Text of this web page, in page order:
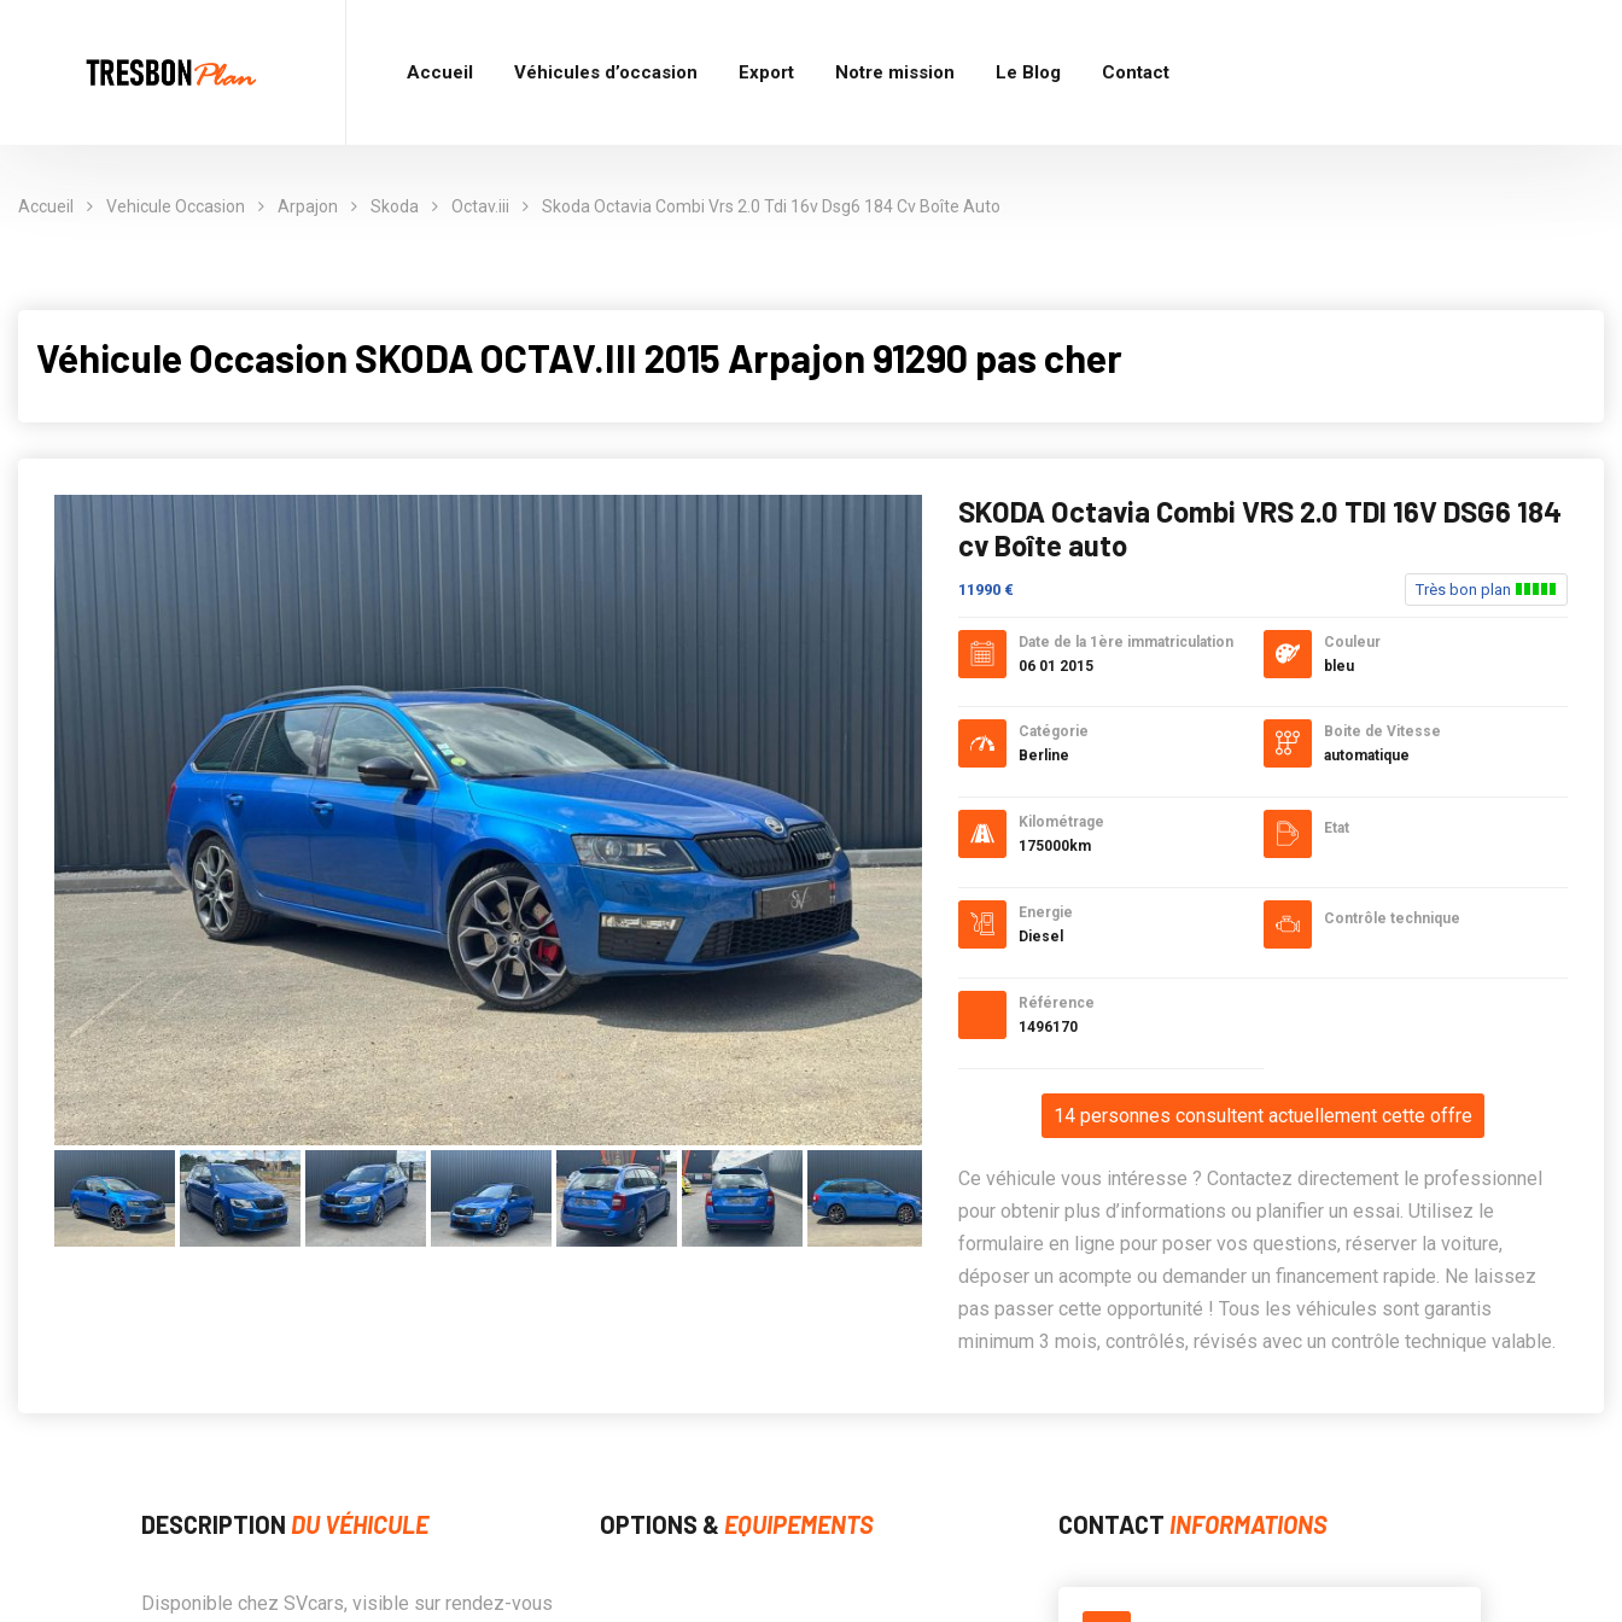
Accueil Véhicules d’occasion Export Notre mission Le Blog Contact
Accueil Vehicule Occasion Arpajon Skoda Octav.iii Skoda Octavia Combi Vrs 2.0 Tdi 16v Dsg6 184 Cv Boîte Auto
Véhicule Occasion SKODA OCTAV.III 2015 Arpajon 91290 pas cher
SKODA Octavia Combi VRS 2.0 TDI 16V DSG6 184
cv Boîte auto
11990 € Très bon plan
Date de la 1ère immatriculation
06 01 2015
Catégorie
Berline
Kilométrage
175000km
Energie
Diesel
Référence
1496170
Couleur
bleu
Boite de Vitesse
automatique
Etat
Contrôle technique
14 personnes consultent actuellement cette offre
Ce véhicule vous intéresse ? Contactez directement le professionnel
pour obtenir plus d’informations ou planifier un essai. Utilisez le
formulaire en ligne pour poser vos questions, réserver la voiture,
déposer un acompte ou demander un financement rapide. Ne laissez
pas passer cette opportunité ! Tous les véhicules sont garantis
minimum 3 mois, contrôlés, révisés avec un contrôle technique valable.
DESCRIPTION DU VÉHICULE
Disponible chez SVcars, visible sur rendez-vous
OPTIONS & EQUIPEMENTS CONTACT INFORMATIONS